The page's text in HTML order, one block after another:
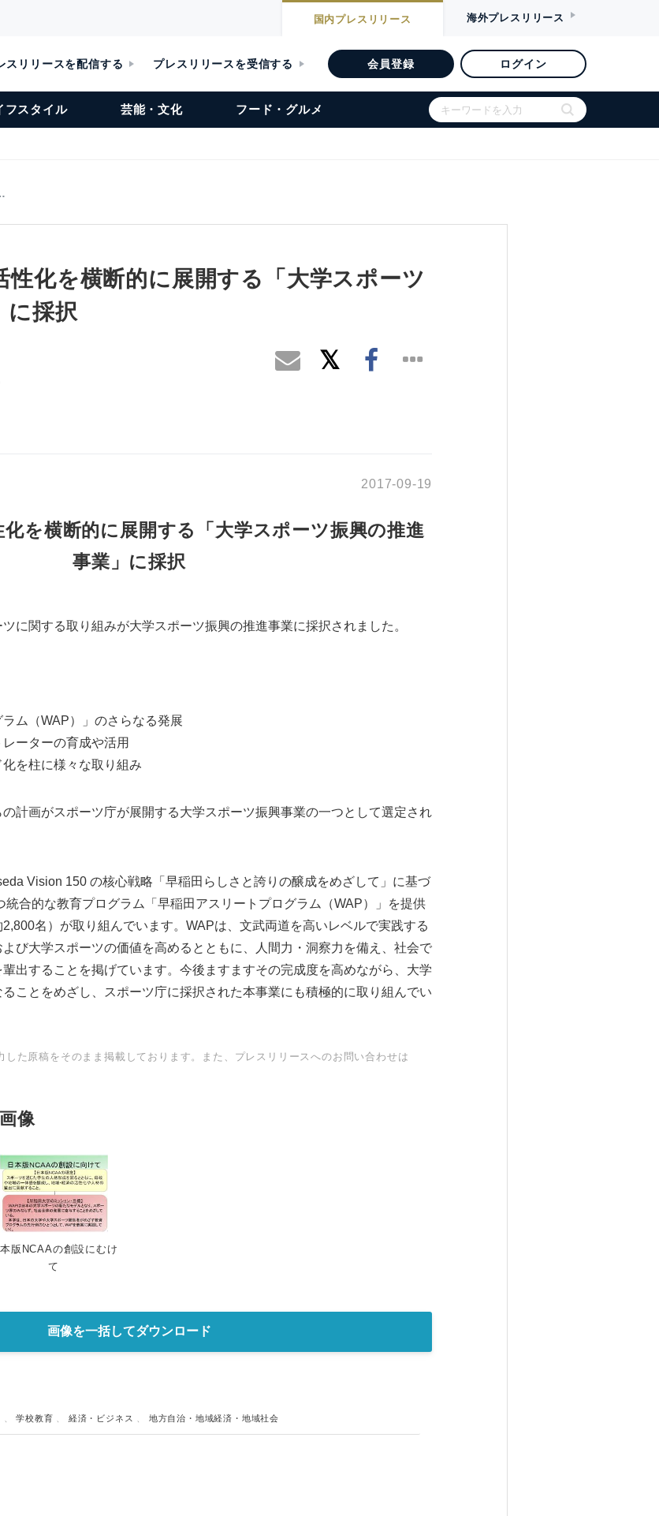
国内プレスリリース 海外プレスリリース
スリリースを配信する プレスリリースを受信する 会員登録 ログイン
フスタイル 芸能・文化 フード・グルメ
性化を横断的に展開する「大学スポーツ
に採択
2017-09-19
を横断的に展開する「大学スポーツ振興の推進
事業」に採択
に関する取り組みが大学スポーツ振興の推進事業に採択されました。
ム（WAP）」のさらなる発展
ーターの育成や活用
を柱に様々な取り組み
計画がスポーツ庁が展開する大学スポーツ振興事業の一つとして選定され
Vision 150 の核心戦略「早稲田らしさと誇りの醸成をめざして」に基づ
統合的な教育プログラム「早稲田アスリートプログラム（WAP）」を提供
名）が取り組んでいます。WAPは、文武両道を高いレベルで実践する
び大学スポーツの価値を高めるとともに、人間力・洞察力を備え、社会で
出することを掲げています。今後ますますその完成度を高めながら、大学
ことをめざし、スポーツ庁に採択された本事業にも積極的に取り組んでい
した原稿をそのまま掲載しております。また、プレスリリースへのお問い合わせは
像
本版NCAAの創設にむけ
て
画像を一括してダウンロード
、学校教育 経済・ビジネス 地方自治・地域経済・地域社会